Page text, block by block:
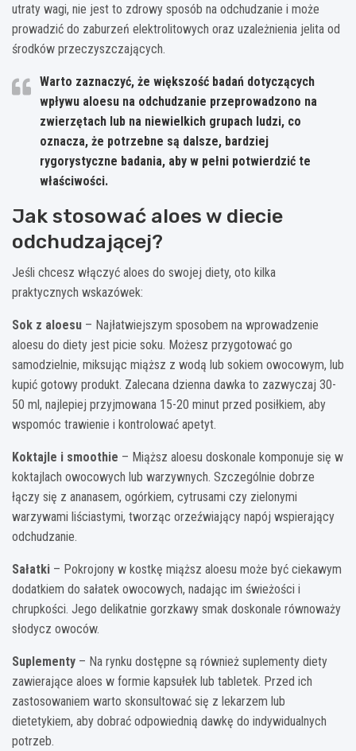
utraty wagi, nie jest to zdrowy sposób na odchudzanie i może
prowadzić do zaburzeń elektrolitowych oraz uzależnienia jelita od
środków przeczyszczających.
Warto zaznaczyć, że większość badań dotyczących
wpływu aloesu na odchudzanie przeprowadzono na
zwierzętach lub na niewielkich grupach ludzi, co
oznacza, że potrzebne są dalsze, bardziej
rygorystyczne badania, aby w pełni potwierdzić te
właściwości.
Jak stosować aloes w diecie
odchudzającej?
Jeśli chcesz włączyć aloes do swojej diety, oto kilka
praktycznych wskazówek:
Sok z aloesu – Najłatwiejszym sposobem na wprowadzenie
aloesu do diety jest picie soku. Możesz przygotować go
samodzielnie, miksując miąższ z wodą lub sokiem owocowym, lub
kupić gotowy produkt. Zalecana dzienna dawka to zazwyczaj 30-
50 ml, najlepiej przyjmowana 15-20 minut przed posiłkiem, aby
wspomóc trawienie i kontrolować apetyt.
Koktajle i smoothie – Miąższ aloesu doskonale komponuje się w
koktajlach owocowych lub warzywnych. Szczególnie dobrze
łączy się z ananasem, ogórkiem, cytrusami czy zielonymi
warzywami liściastymi, tworząc orzeźwiający napój wspierający
odchudzanie.
Sałatki – Pokrojony w kostkę miąższ aloesu może być ciekawym
dodatkiem do sałatek owocowych, nadając im świeżości i
chrupkości. Jego delikatnie gorzkawy smak doskonale równoważy
słodycz owoców.
Suplementy – Na rynku dostępne są również suplementy diety
zawierające aloes w formie kapsułek lub tabletek. Przed ich
zastosowaniem warto skonsultować się z lekarzem lub
dietetykiem, aby dobrać odpowiednią dawkę do indywidualnych
potrzeb.